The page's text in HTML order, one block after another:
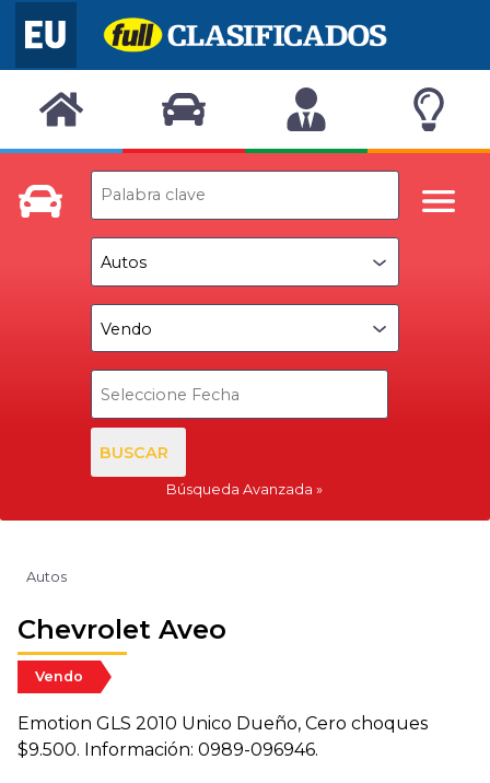
BUSCAR
Búsqueda Avanzada
Autos
Chevrolet Aveo
Vendo
Emotion GLS 2010 Unico Dueño, Cero choques
$9.500. Información: 0989-096946.